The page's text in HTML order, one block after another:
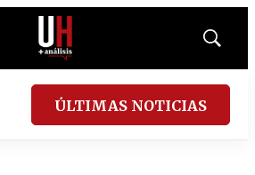
Mostrar
ÚLTIMAS NOTICIAS